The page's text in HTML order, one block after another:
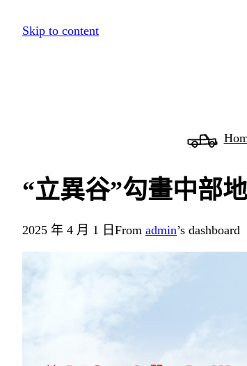
跳
Skip to content
“立異谷”勾畫中部
2025 年 4 月 1 日 From admin’s dashboard